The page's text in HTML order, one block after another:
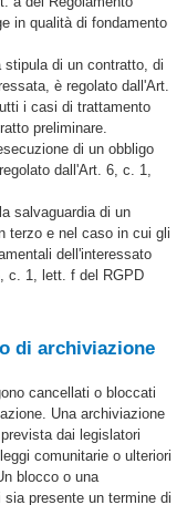
in qualità di fondamento
stipula di un contratto, di
è regolato dall'Art.
i casi di trattamento
preliminare.
di un obbligo
dall'Art. 6, c. 1,
salvaguardia di un
terzo e nel caso in cui gli
dell'interessato
c. 1, lett. f del RGPD
di archiviazione
cancellati o bloccati
Una archiviazione
dai legislatori
comunitarie o ulteriori
blocco o una
presente un termine di